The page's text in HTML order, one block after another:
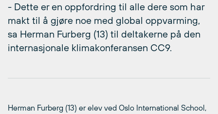
- Dette er en oppfordring til alle dere som har
makt til å gjøre noe med global oppvarming,
sa Herman Furberg (13) til deltakerne på den
internasjonale klimakonferansen CC9.
Herman Furberg (13) er elev ved Oslo International School,